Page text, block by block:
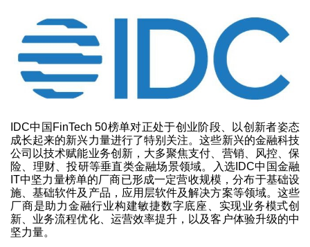
IDC中国FinTech 50榜单对正处于创业阶段、以创新者姿态
成长起来的新兴力量进行了特别关注。这些新兴的金融科技
公司以技术赋能业务创新，大多聚焦支付、营销、风控、保
险、理财、投研等垂直类金融场景领域。入选IDC中国金融
IT中坚力量榜单的厂商已形成一定营收规模，分布于基础设
施、基础软件及产品，应用层软件及解决方案等领域。这些
厂商是助力金融行业构建敏捷数字底座、实现业务模式创
新、业务流程优化、运营效率提升，以及客户体验升级的中
坚力量。